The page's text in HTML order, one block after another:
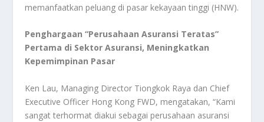
memanfaatkan peluang di pasar kekayaan tinggi (HNW).
Penghargaan “Perusahaan Asuransi Teratas”
Pertama di Sektor Asuransi, Meningkatkan
Kepemimpinan Pasar
Ken Lau, Managing Director Tiongkok Raya dan Chief
Executive Officer Hong Kong FWD, mengatakan, “Kami
sangat terhormat diakui sebagai perusahaan asuransi